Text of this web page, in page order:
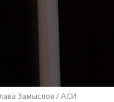
Замыслов / АСИ